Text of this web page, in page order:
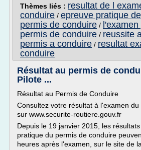
Thèmes liés : resultat de l
conduire / epreuve pratique
permis de conduire /
permis de conduire / reussite
permis a conduire / resultat
conduire
Résultat au permis de
Pilote ...
Résultat au Permis de Conduire
Consultez votre résultat à l'examen
sur www.securite-routiere.gouv.fr
Depuis le 19 janvier 2015, les
pratique du permis de conduire
heures après l'examen, sur le site de